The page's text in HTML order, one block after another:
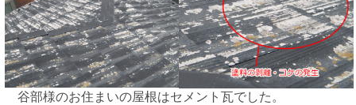
谷部様のお住まいの屋根はセメント瓦でした。